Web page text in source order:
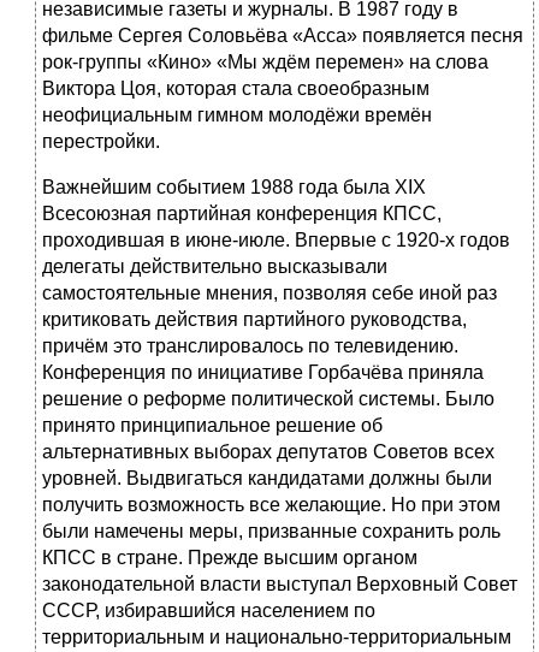
независимые газеты и журналы. В 1987 году в
фильме Сергея Соловьёва «Асса» появляется песня
рок-группы «Кино» «Мы ждём перемен» на слова
Виктора Цоя, которая стала своеобразным
неофициальным гимном молодёжи времён
перестройки.
Важнейшим событием 1988 года была XIX
Всесоюзная партийная конференция КПСС,
проходившая в июне-июле. Впервые с 1920-х годов
делегаты действительно высказывали
самостоятельные мнения, позволяя себе иной раз
критиковать действия партийного руководства,
причём это транслировалось по телевидению.
Конференция по инициативе Горбачёва приняла
решение о реформе политической системы. Было
принято принципиальное решение об
альтернативных выборах депутатов Советов всех
уровней. Выдвигаться кандидатами должны были
получить возможность все желающие. Но при этом
были намечены меры, призванные сохранить роль
КПСС в стране. Прежде высшим органом
законодательной власти выступал Верховный Совет
СССР, избиравшийся населением по
территориальным и национально-территориальным